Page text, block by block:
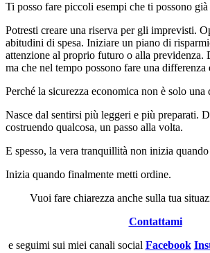
Ti posso fare piccoli esempi che ti possono già
Potresti creare una riserva per gli imprevisti.
abitudini di spesa. Iniziare un piano di
attenzione al proprio futuro o alla previdenza.
ma che nel tempo possono fare una differenza
Perché la sicurezza economica non è solo una
Nasce dal sentirsi più leggeri e più preparati.
costruendo qualcosa, un passo alla volta.
E spesso, la vera tranquillità non inizia
Inizia quando finalmente metti ordine.
Vuoi fare chiarezza anche sulla tua
Contattami
e seguimi sui miei canali social Facebook